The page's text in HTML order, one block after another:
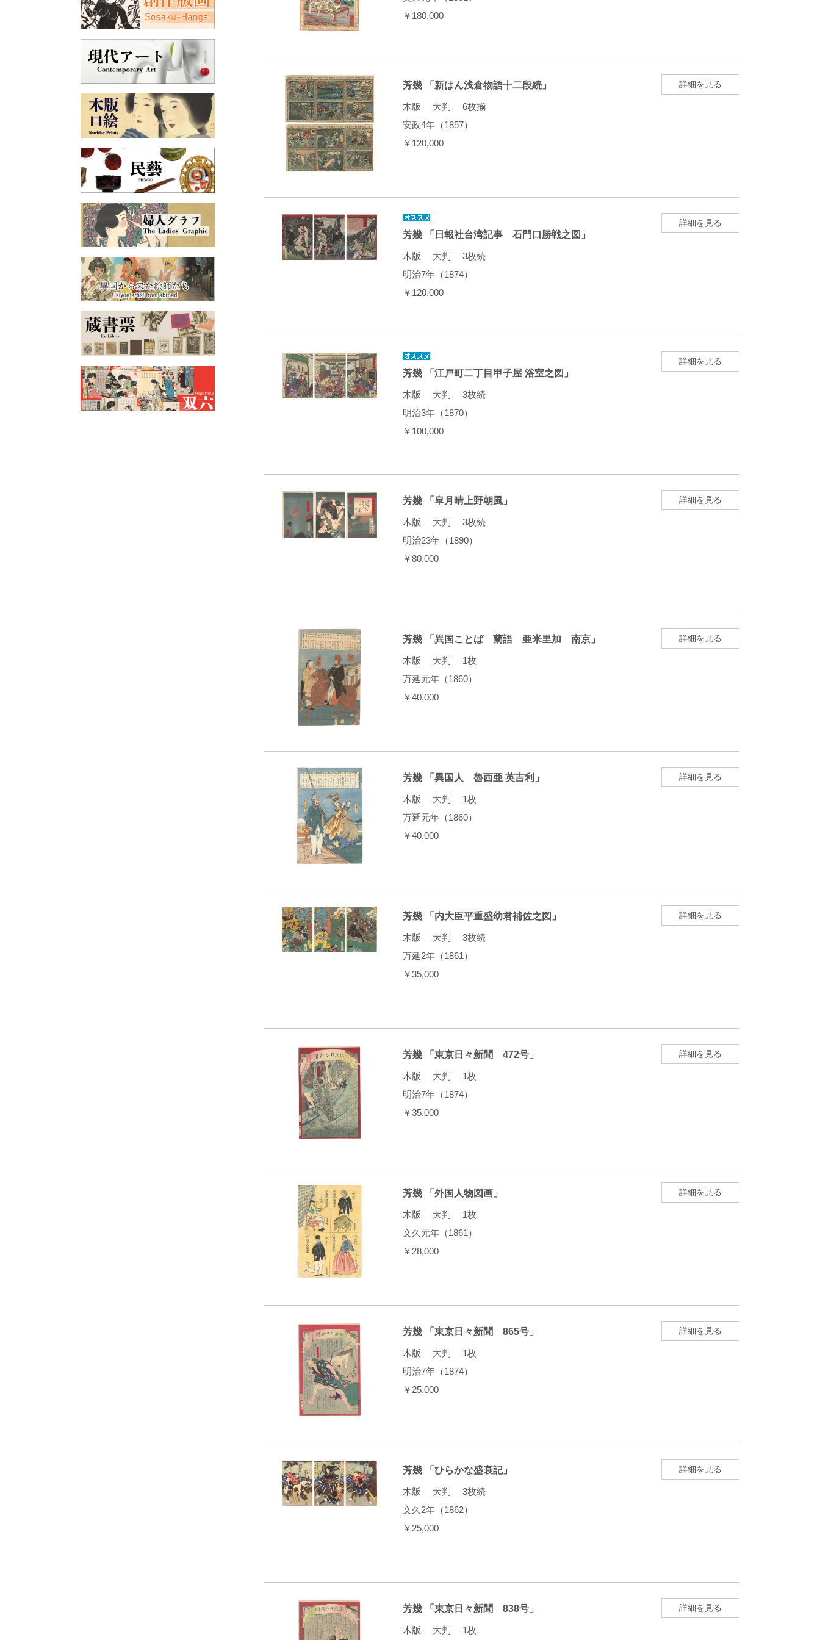
￥180,000
芳幾 「新はん浅倉物語十二段続」
木版 大判 6枚揃
安政4年（1857）
￥120,000
詳細を見る
芳幾 「日報社台湾記事 石門口勝戦之図」
木版 大判 3枚続
明治7年（1874）
￥120,000
詳細を見る
芳幾 「江戸町二丁目甲子屋 浴室之図」
木版 大判 3枚続
明治3年（1870）
￥100,000
詳細を見る
芳幾 「皐月晴上野朝風」
木版 大判 3枚続
明治23年（1890）
￥80,000
詳細を見る
芳幾 「異国ことば 蘭語 亜米里加 南京」
木版 大判 1枚
万延元年（1860）
￥40,000
詳細を見る
芳幾 「異国人 魯西亜 英吉利」
木版 大判 1枚
万延元年（1860）
￥40,000
詳細を見る
芳幾 「内大臣平重盛幼君補佐之図」
木版 大判 3枚続
万延2年（1861）
￥35,000
詳細を見る
芳幾 「東京日々新聞 472号」
木版 大判 1枚
明治7年（1874）
￥35,000
詳細を見る
芳幾 「外国人物図画」
木版 大判 1枚
文久元年（1861）
￥28,000
詳細を見る
芳幾 「東京日々新聞 865号」
木版 大判 1枚
明治7年（1874）
￥25,000
詳細を見る
芳幾 「ひらかな盛衰記」
木版 大判 3枚続
文久2年（1862）
￥25,000
詳細を見る
芳幾 「東京日々新聞 838号」
木版 大判 1枚
詳細を見る